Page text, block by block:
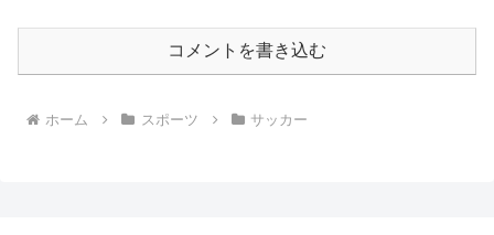
コメントを書き込む
ホーム スポーツ サッカー